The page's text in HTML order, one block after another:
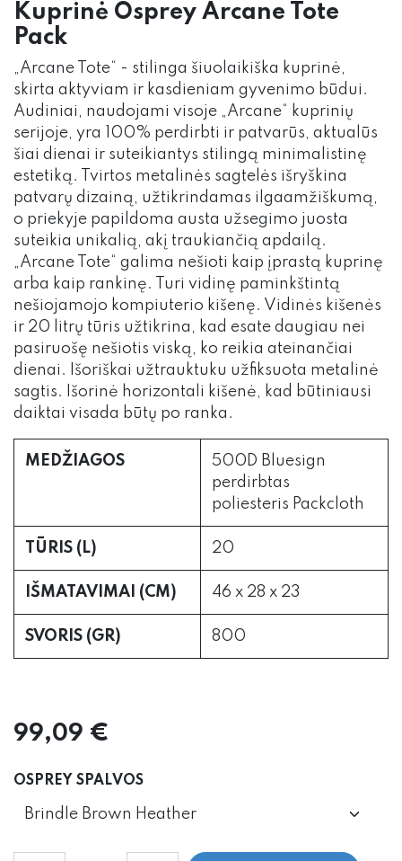
Kuprinė Osprey Arcane Tote
Pack
„Arcane Tote“ - stilinga šiuolaikiška kuprinė,
skirta aktyviam ir kasdieniam gyvenimo būdui.
Audiniai, naudojami visoje „Arcane“ kuprinių
serijoje, yra 100% perdirbti ir patvarūs, aktualūs
šiai dienai ir suteikiantys stilingą minimalistinę
estetiką. Tvirtos metalinės sagtelės išryškina
patvarų dizainą, užtikrindamas ilgaamžiškumą,
o priekyje papildoma austa užsegimo juosta
suteikia unikalią, akį traukiančią apdailą.
„Arcane Tote“ galima nešioti kaip įprastą kuprinę
arba kaip rankinę. Turi vidinę paminkštintą
nešiojamojo kompiuterio kišenę. Vidinės kišenės
ir 20 litrų tūris užtikrina, kad esate daugiau nei
pasiruošę nešiotis viską, ko reikia ateinančiai
dienai. Išoriškai užtrauktuku užfiksuota metalinė
sagtis. Išorinė horizontali kišenė, kad būtiniausi
daiktai visada būtų po ranka.
MEDŽIAGOS
500D Bluesign
perdirbtas
poliesteris Packcloth
TŪRIS (L) 20
IŠMATAVIMAI (CM) 46 x 28 x 23
SVORIS (GR) 800
99,09 €
OSPREY SPALVOS